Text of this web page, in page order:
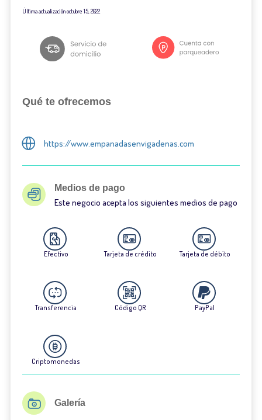
Última actualizaciónoctubre 15, 2022
Qué te ofrecemos
https://www.empanadasenvigadenas.com
Medios de pago
Este negocio acepta los siguientes medios de pago
Efectivo Tarjeta de crédito Tarjeta de débito
Transferencia Código QR PayPal
Criptomonedas
Galería